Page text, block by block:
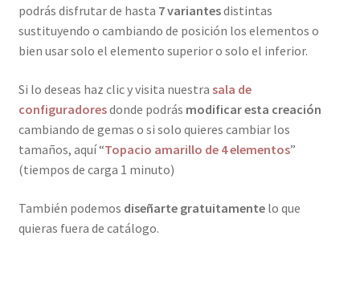
podrás disfrutar de hasta 7 variantesdistintas
sustituyendo o cambiando de posición los elementos o
bien usar solo el elemento superior o solo el inferior.
Si lo deseas haz clic y visita nuestra sala de
configuradoresdonde podrás modificar esta creación
cambiando de gemas o si solo quieres cambiar los
tamaños, aquí “Topacio amarillo de 4 elementos”
(tiempos de carga 1 minuto)
También podemos diseñarte gratuitamentelo que
quieras fuera de catálogo.